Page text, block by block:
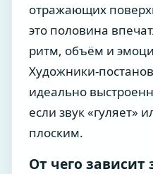
отражающих
это половина
ритм, объём и
Художники-
идеально
если звук «гуляет»
плоским.
От чего зависит